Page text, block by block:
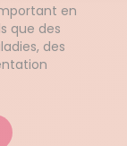
en
que des
des